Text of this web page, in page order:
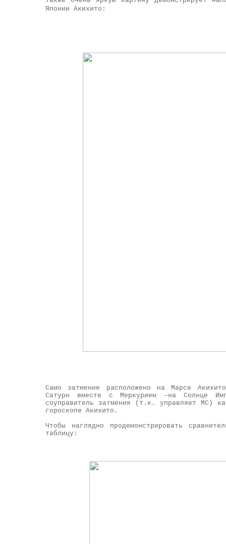
Японии Акихито:
Само затмение расположено на Марсе
Сатурн вместе с Меркурием –на Солнце
соуправитель затмения (т.к. управляет МС)
гороскопе Акихито.
Чтобы наглядно продемонстрировать
таблицу: